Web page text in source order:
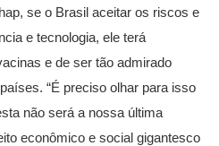
se o Brasil aceitar os riscos e
e tecnologia, ele terá
e de ser tão admirado
“É preciso olhar para isso
não será a nossa última
econômico e social gigantesco